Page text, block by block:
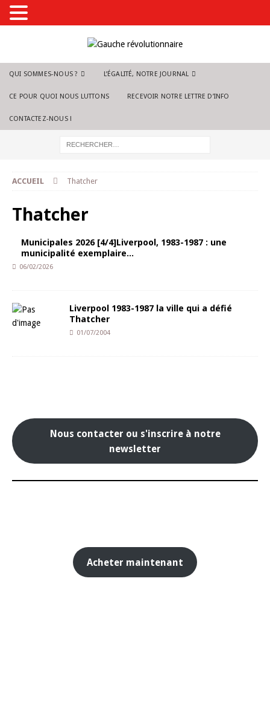
QUI SOMMES-NOUS ? L’ÉGALITÉ, NOTRE JOURNAL
CE POUR QUOI NOUS LUTTONS RECEVOIR NOTRE LETTRE D’INFO
CONTACTEZ-NOUS !
ACCUEIL Thatcher
Thatcher
Municipales 2026 [4/4]Liverpool, 1983-1987 : une
municipalité exemplaire…
06/02/2026
Liverpool 1983-1987 la ville qui a défié
Thatcher
01/07/2004
Nous contacter ou s'inscrire à notre
newsletter
Acheter maintenant